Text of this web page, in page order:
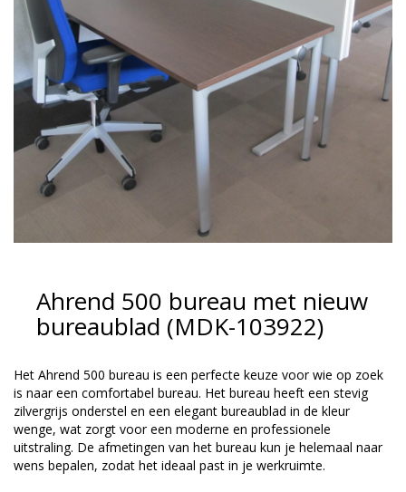
Ahrend 500 bureau met nieuw
bureaublad (MDK-103922)
Het Ahrend 500 bureau is een perfecte keuze voor wie op zoek
is naar een comfortabel bureau. Het bureau heeft een stevig
zilvergrijs onderstel en een elegant bureaublad in de kleur
wenge, wat zorgt voor een moderne en professionele
uitstraling. De afmetingen van het bureau kun je helemaal naar
wens bepalen, zodat het ideaal past in je werkruimte.